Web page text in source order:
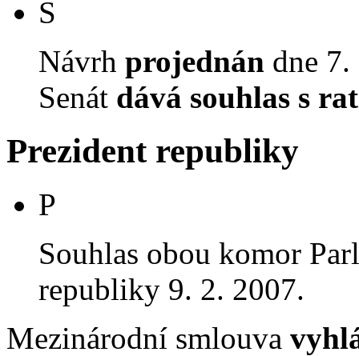
S
Návrh projednán dne
Senát dává souhlas s
Prezident republiky
P
Souhlas obou komor
republiky 9. 2. 2007.
Mezinárodní smlouva